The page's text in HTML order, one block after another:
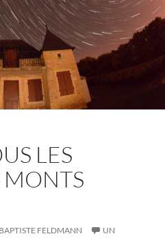
LES
MONTS
FELDMANN
UN